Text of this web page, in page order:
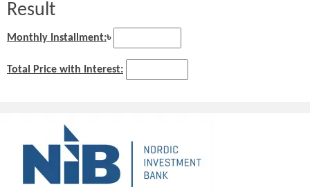
Result
Monthly Installment:৳
Total Price with Interest: